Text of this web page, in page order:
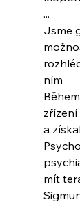
...
Jsme
ním
zřízení
a
mít